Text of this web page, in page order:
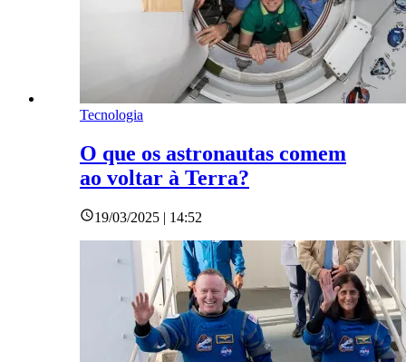
Tecnologia
O que os astronautas comem
ao voltar à Terra?
19/03/2025 | 14:52